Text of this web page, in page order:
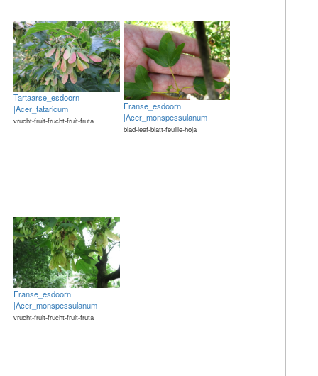
Tartaarse_esdoorn
|Acer_tataricum
vrucht-fruit-frucht-fruit-fruta
Franse_esdoorn
|Acer_monspessulanum
blad-leaf-blatt-feuille-hoja
Franse_esdoorn
|Acer_monspessulanum
vrucht-fruit-frucht-fruit-fruta